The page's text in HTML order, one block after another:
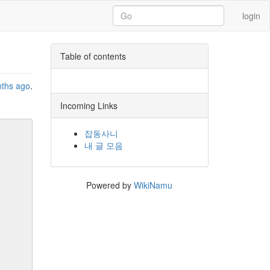
login
ago.
Table of contents
Incoming Links
잡동사니
내 글 모음
Powered byWikiNamu